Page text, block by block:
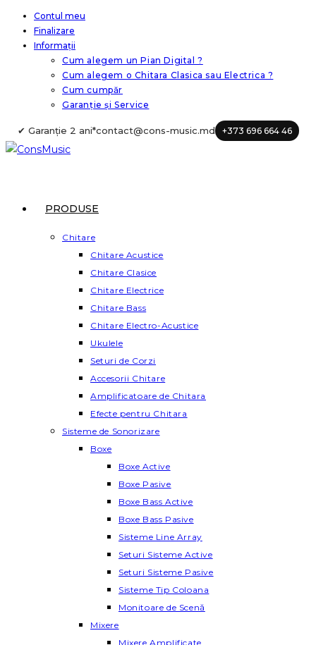
Skip
content
Contul meu
Finalizare
Informații
Cum alegem un Pian Digital ?
Cum alegem o Chitara Clasica sau Electrica ?
Cum cumpăr
Garanție și Service
✔ Garanție 2 ani*contact@cons-music.md +373 696 664 46
PRODUSE
Chitare
Chitare Acustice
Chitare Clasice
Chitare Electrice
Chitare Bass
Chitare Electro-Acustice
Ukulele
Seturi de Corzi
Accesorii Chitare
Amplificatoare de Chitara
Efecte pentru Chitara
Sisteme de Sonorizare
Boxe
Boxe Active
Boxe Pasive
Boxe Bass Active
Boxe Bass Pasive
Sisteme Line Array
Seturi Sisteme Active
Seturi Sisteme Pasive
Sisteme Tip Coloana
Monitoare de Scenă
Mixere
Mixere Amplificate